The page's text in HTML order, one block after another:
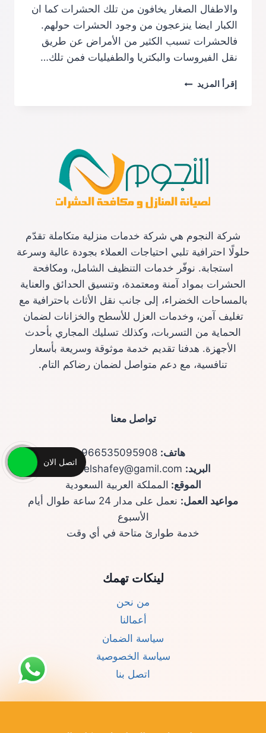
والاطفال الصغار يخافون من تلك الحشرات كما ان
الكبار ايضا ينزعجون من وجود الحشرات حولهم.
فالحشرات تسبب الكثير من الأمراض عن طريق
نقل الفيروسات والبكتريا والطفيليات فمن تلك…
إقرأ المزيد شركة
شركة النجوم هي شركة خدمات منزلية متكاملة تقدّم
حلولًا احترافية تلبي احتياجات العملاء بجودة عالية وسرعة
استجابة. نوفّر خدمات التنظيف الشامل، ومكافحة
الحشرات بمواد آمنة ومعتمدة، وتنسيق الحدائق والعناية
بالمساحات الخضراء، إلى جانب نقل الأثاث باحترافية مع
تغليف آمن، وخدمات العزل للأسطح والخزانات لضمان
الحماية من التسربات، وكذلك تسليك المجاري بأحدث
الأجهزة. هدفنا تقديم خدمة موثوقة وسريعة بأسعار
تنافسية، مع دعم متواصل لضمان رضاكم التام.
تواصل معنا
هاتف: 966535095908
البريد:
الموقع: المملكة العربية السعودية
مواعيد العمل:
نعمل على مدار 24 ساعة طوال أيام
الأسبوع
خدمة طوارئ متاحة في أي وقت
لينكات تهمك
من نحن
أعمالنا
سياسة الضمان
سياسة الخصوصية
اتصل بنا
اتصل الان